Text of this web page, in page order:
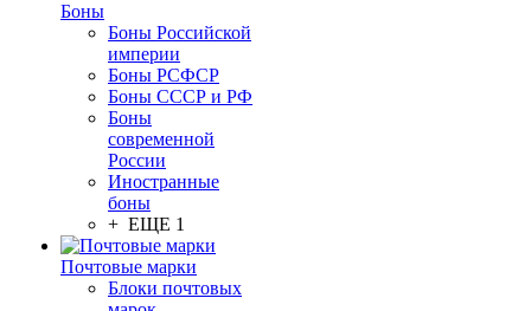
Боны
Боны Российской
империи
Боны РСФСР
Боны СССР и РФ
Боны
современной
России
Иностранные
боны
+ ЕЩЕ 1
Почтовые марки
Блоки почтовых